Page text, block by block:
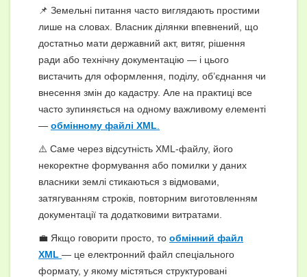
📌 Земельні питання часто виглядають простими
лише на словах. Власник ділянки впевнений, що
достатньо мати державний акт, витяг, рішення
ради або технічну документацію — і цього
вистачить для оформлення, поділу, об’єднання чи
внесення змін до кадастру. Але на практиці все
часто зупиняється на одному важливому елементі
— обмінному файлі XML
⚠️ Саме через відсутність XML-файлу, його
некоректне формування або помилки у даних
власники землі стикаються з відмовами,
затягуванням строків, повторним виготовленням
документації та додатковими витратами.
💼 Якщо говорити просто, то обмінний файл
XML — це електронний файл спеціального
формату, у якому містяться структуровані